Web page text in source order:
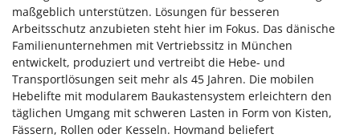
maßgeblich unterstützen. Lösungen für besseren
Arbeitsschutz anzubieten steht hier im Fokus. Das dänische
Familienunternehmen mit Vertriebssitz in München
entwickelt, produziert und vertreibt die Hebe- und
Transportlösungen seit mehr als 45 Jahren. Die mobilen
Hebelifte mit modularem Baukastensystem erleichtern den
täglichen Umgang mit schweren Lasten in Form von Kisten,
Fässern, Rollen oder Kesseln. Hovmand beliefert